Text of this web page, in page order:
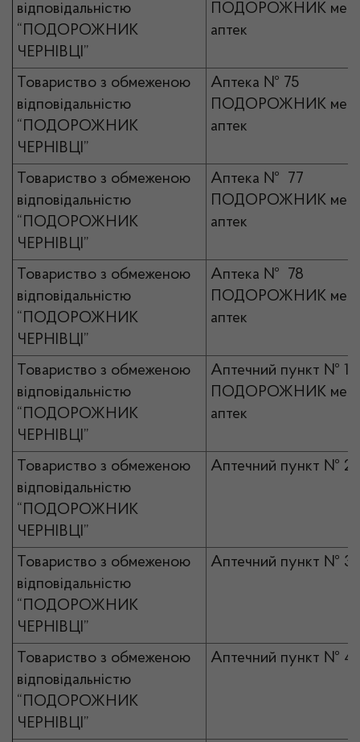
відповідальністю
“ПОДОРОЖНИК
ЧЕРНІВЦІ”
ПОДОРОЖНИК
аптек
Товариство з обмеженою
відповідальністю
“ПОДОРОЖНИК
ЧЕРНІВЦІ”
Аптека № 75
ПОДОРОЖНИК
аптек
Товариство з обмеженою
відповідальністю
“ПОДОРОЖНИК
ЧЕРНІВЦІ”
Аптека № 77
ПОДОРОЖНИК
аптек
Товариство з обмеженою
відповідальністю
“ПОДОРОЖНИК
ЧЕРНІВЦІ”
Аптека № 78
ПОДОРОЖНИК
аптек
Товариство з обмеженою
відповідальністю
“ПОДОРОЖНИК
ЧЕРНІВЦІ”
Аптечний пункт № 1
ПОДОРОЖНИК
аптек
Товариство з обмеженою
відповідальністю
“ПОДОРОЖНИК
ЧЕРНІВЦІ”
Аптечний пункт № 2
Товариство з обмеженою
відповідальністю
“ПОДОРОЖНИК
ЧЕРНІВЦІ”
Аптечний пункт № 3
Товариство з обмеженою
відповідальністю
“ПОДОРОЖНИК
ЧЕРНІВЦІ”
Аптечний пункт № 4